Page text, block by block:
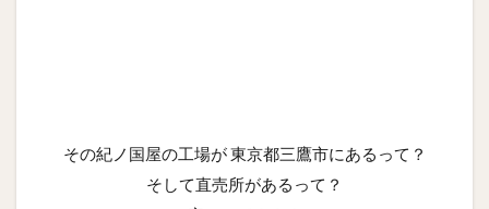
その紀ノ国屋の工場が 東京都三鷹市にあるって？
そして直売所があるって？